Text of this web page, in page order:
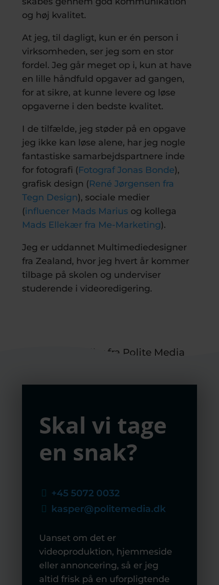
og høj kvalitet.
At jeg, til dagligt, kun er én person i
virksomheden, ser jeg som en stor
fordel. Jeg går meget op i, kun at have
en lille håndfuld opgaver ad gangen,
for at sikre, at kunne levere og løse
opgaverne i den bedste kvalitet.
I de tilfælde, jeg støder på en opgave
jeg ikke kan løse alene, har jeg nogle
fantastiske samarbejdspartnere inde
for fotografi (Fotograf Jonas Bonde),
grafisk design (René Jørgensen fra
Tegn Design), sociale medier
(influencer Mads Mariusog kollega
Mads Ellekær fra Me-Marketing).
Jeg er uddannet Multimediedesigner
fra Zealand, hvor jeg hvert år kommer
tilbage på skolen og underviser
studerende i videoredigering.
Skal vi tage
en snak?
 +45 5072 0032
 kasper@politemedia.dk
Uanset om det er
videoproduktion, hjemmeside
eller annoncering, så er jeg
altid frisk på en uforpligtende